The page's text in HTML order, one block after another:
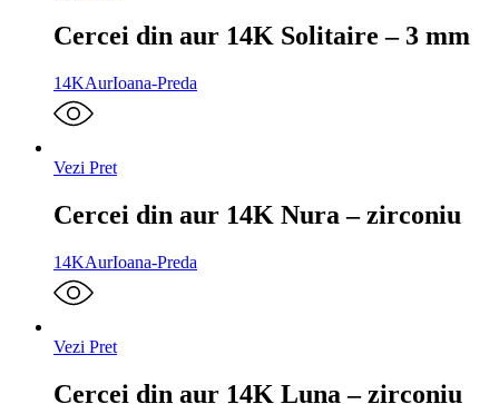
Cercei din aur 14K Solitaire – 3 mm
14KAurIoana-Preda
Vezi Pret
Cercei din aur 14K Nura – zirconiu
14KAurIoana-Preda
Vezi Pret
Cercei din aur 14K Luna – zirconiu